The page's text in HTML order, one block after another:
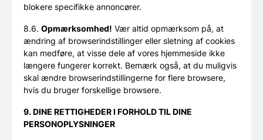
blokere specifikke annoncører.
8.6. Opmærksomhed! Vær altid opmærksom på, at
ændring af browserindstillinger eller sletning af cookies
kan medføre, at visse dele af vores hjemmeside ikke
længere fungerer korrekt. Bemærk også, at du muligvis
skal ændre browserindstillingerne for flere browsere,
hvis du bruger forskellige browsere.
9. DINE RETTIGHEDER I FORHOLD TIL DINE
PERSONOPLYSNINGER